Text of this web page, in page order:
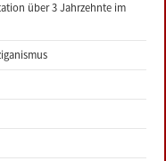
über 3 Jahrzehnte im